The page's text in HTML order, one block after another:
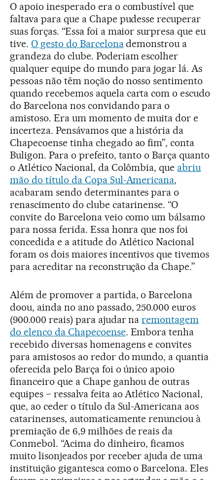
O apoio inesperado era o combustível que
faltava para que a Chape pudesse recuperar
suas forças. “Essa foi a maior surpresa que eu
tive. O gesto do Barcelonademonstrou a
grandeza do clube. Poderiam escolher
qualquer equipe do mundo para jogar lá. As
pessoas não têm noção do nosso sentimento
quando recebemos aquela carta com o escudo
do Barcelona nos convidando para o
amistoso. Era um momento de muita dor e
incerteza. Pensávamos que a história da
Chapecoense tinha chegado ao fim”, conta
Buligon. Para o prefeito, tanto o Barça quanto
o Atlético Nacional, da Colômbia, que abriu
mão do título da Copa Sul-Americana,
acabaram sendo determinantes para o
renascimento do clube catarinense. “O
convite do Barcelona veio como um bálsamo
para nossa ferida. Essa honra que nos foi
concedida e a atitude do Atlético Nacional
foram os dois maiores incentivos que tivemos
para acreditar na reconstrução da Chape.”
Além de promover a partida, o Barcelona
doou, ainda no ano passado, 250.000 euros
(900.000 reais) para ajudar naremontagem
do elenco da Chapecoense. Embora tenha
recebido diversas homenagens e convites
para amistosos ao redor do mundo, a quantia
oferecida pelo Barça foi o único apoio
financeiro que a Chape ganhou de outras
equipes – ressalva feita ao Atlético Nacional,
que, ao ceder o título da Sul-Americana aos
catarinenses, automaticamente renunciou à
premiação de 6,9 milhões de reais da
Conmebol. “Acima do dinheiro, ficamos
muito lisonjeados por receber ajuda de uma
instituição gigantesca como o Barcelona. Eles